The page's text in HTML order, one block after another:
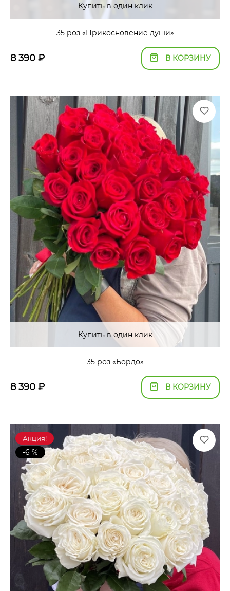
Купить в один клик
35 роз «Прикосновение души»
8 390 ₽ В КОРЗИНУ
Купить в один клик
35 роз «Бордо»
8 390 ₽ В КОРЗИНУ
Акция!
-6 %